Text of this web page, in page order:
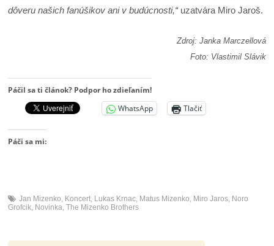
dôveru našich fanúšikov ani v budúcnosti,“uzatvára Miro Jaroš.
Zdroj: Janka Marczellová
Foto: Vlastimil Slávik
Páčil sa ti článok? Podpor ho zdieľaním!
WhatsApp
Tlačiť
Páči sa mi:
Jan Mizenko, Koncert, Lukas Krnac, Matus Mizenko, Miro Jaros, Noro
Grofcik, Novinka,The Mizenko Brothers